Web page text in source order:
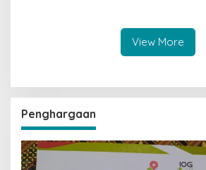
View More
Penghargaan